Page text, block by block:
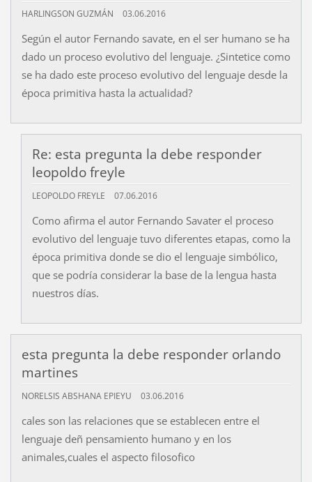
HARLINGSON GUZMÁN 03.06.2016
Según el autor Fernando savate, en el ser humano se ha
dado un proceso evolutivo del lenguaje. ¿Sintetice como
se ha dado este proceso evolutivo del lenguaje desde la
época primitiva hasta la actualidad?
Re: esta pregunta la debe responder
leopoldo freyle
LEOPOLDO FREYLE 07.06.2016
Como afirma el autor Fernando Savater el proceso
evolutivo del lenguaje tuvo diferentes etapas, como la
época primitiva donde se dio el lenguaje simbólico,
que se podría considerar la base de la lengua hasta
nuestros días.
esta pregunta la debe responder orlando
martines
NORELSIS ABSHANA EPIEYU 03.06.2016
cales son las relaciones que se establecen entre el
lenguaje deñ pensamiento humano y en los
animales,cuales el aspecto filosofico